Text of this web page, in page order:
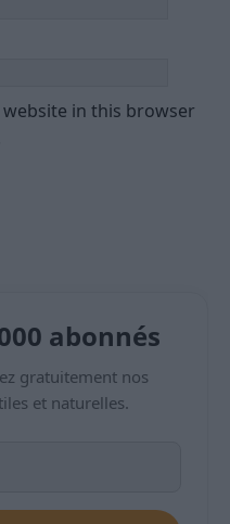
website in this browser
abonnés
gratuitement nos
et naturelles.